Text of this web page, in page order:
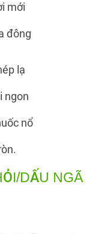
mới
đông
lạ
ngon
nổ
DẤU NGÃ